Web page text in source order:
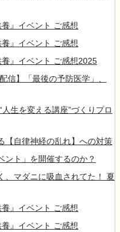
養』イベント ご感想
養』イベント ご感想
養』イベント ご感想2025
信】「最後の予防医学」、
生を変える講座”づくりプロ
【自律神経の乱れ】への対策
ント」を開催するのか？
、マダニに吸血されてた！ 夏
養』イベント ご感想
養』イベント ご感想